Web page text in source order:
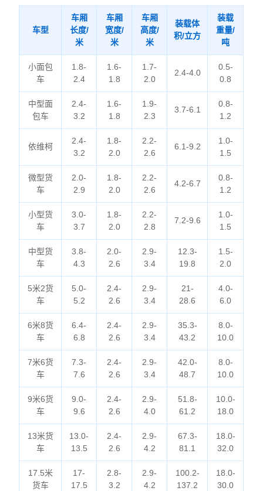
车型
车厢
长度/
米
车厢
宽度/
米
车厢
高度/
米
装载体
积/立方
装载
重量/
吨
小面包
车
1.8-
2.4
1.6-
1.8
1.7-
2.0
2.4-4.0
0.5-
0.8
中型面
包车
2.4-
3.2
1.6-
1.8
1.9-
2.3
3.7-6.1
0.8-
1.2
依维柯
2.4-
3.2
1.8-
2.0
2.2-
2.6
6.1-9.2
1.0-
1.5
微型货
车
2.0-
2.9
1.8-
2.0
2.2-
2.6
4.2-6.7
0.8-
1.2
小型货
车
3.0-
3.7
1.8-
2.0
2.2-
2.8
7.2-9.6
1.0-
1.5
中型货
车
3.8-
4.3
2.0-
2.6
2.9-
3.4
12.3-
19.8
1.5-
2.0
5米2货
车
5.0-
5.2
2.4-
2.6
2.9-
3.4
21-
28.6
4.0-
6.0
6米8货
车
6.4-
6.8
2.4-
2.6
2.9-
3.4
35.3-
43.2
8.0-
10.0
7米6货
车
7.3-
7.6
2.4-
2.6
2.9-
3.4
42.0-
48.7
8.0-
10.0
9米6货
车
9.0-
9.6
2.4-
2.6
2.9-
4.0
51.8-
61.2
10.0-
18.0
13米货
车
13.0-
13.5
2.4-
2.6
2.9-
4.2
67.3-
81.1
18.0-
32.0
17.5米
货车
17-
17.5
2.8-
3.2
2.9-
4.2
100.2-
137.2
18.0-
30.0